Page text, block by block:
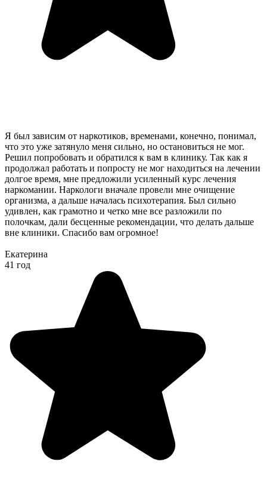
Я был зависим от наркотиков, временами, конечно, понимал,
что это уже затянуло меня сильно, но остановиться не мог.
Решил попробовать и обратился к вам в клинику. Так как я
продолжал работать и попросту не мог находиться на лечении
долгое время, мне предложили усиленный курс лечения
наркомании. Наркологи вначале провели мне очищение
организма, а дальше началась психотерапия. Был сильно
удивлен, как грамотно и четко мне все разложили по
полочкам, дали бесценные рекомендации, что делать дальше
вне клиники. Спасибо вам огромное!
Екатерина
41 год